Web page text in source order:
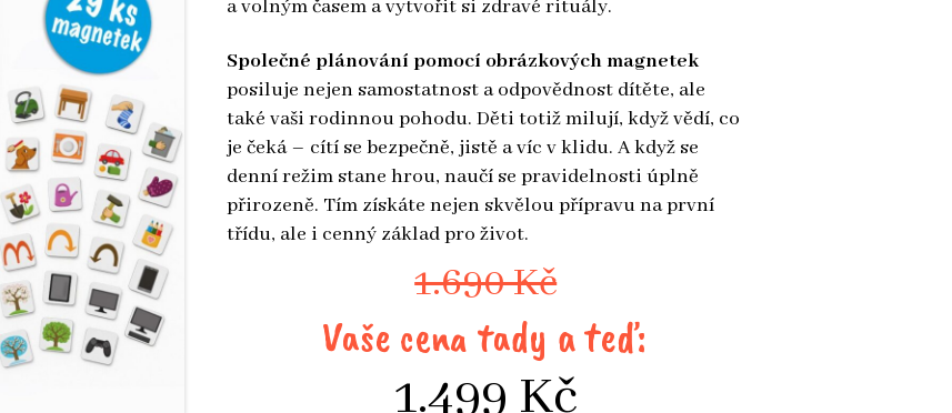
a volným časem a vytvořit si zdravé rituály.
Společné plánování pomocí obrázkových magnetek
posiluje nejen samostatnost a odpovědnost dítěte, ale
také vaši rodinnou pohodu. Děti totiž milují, když vědí, co
je čeká – cítí se bezpečně, jistě a víc v klidu. A když se
denní režim stane hrou, naučí se pravidelnosti úplně
přirozeně. Tím získáte nejen skvělou přípravu na první
třídu, ale i cenný základ pro život.
1.690 Kč
Vaše cena tady a teď:
1.499 Kč